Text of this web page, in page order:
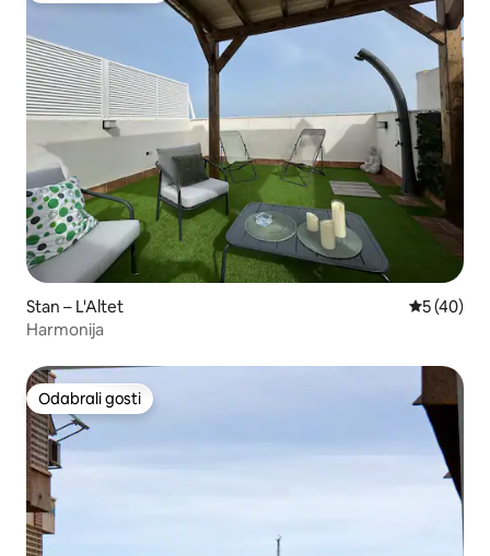
Stan – L'Altet Prosječna
5 (40)
Harmonija
Odabrali gosti
Odabrali gosti